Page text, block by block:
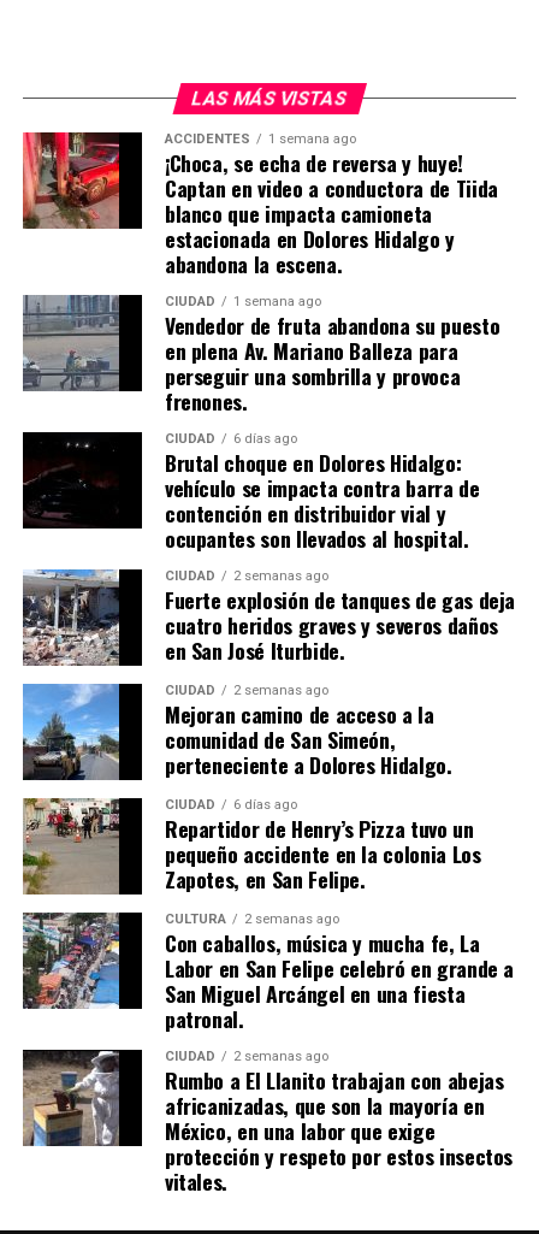
LAS MÁS VISTAS
ACCIDENTES 1 semana ago
¡Choca, se echa de reversa y huye!
Captan en video a conductora de Tiida
blanco que impacta camioneta
estacionada en Dolores Hidalgo y
abandona la escena.
CIUDAD 1 semana ago
Vendedor de fruta abandona su puesto
en plena Av. Mariano Balleza para
perseguir una sombrilla y provoca
frenones.
CIUDAD 6 días ago
Brutal choque en Dolores Hidalgo:
vehículo se impacta contra barra de
contención en distribuidor vial y
ocupantes son llevados al hospital.
CIUDAD 2 semanas ago
​Fuerte explosión de tanques de gas deja
cuatro heridos graves y severos daños
en San José Iturbide.
CIUDAD 2 semanas ago
Mejoran camino de acceso a la
comunidad de San Simeón,
perteneciente a Dolores Hidalgo.
CIUDAD 6 días ago
Repartidor de Henry’s Pizza tuvo un
pequeño accidente en la colonia Los
Zapotes, en San Felipe.
CULTURA 2 semanas ago
Con caballos, música y mucha fe, La
Labor en San Felipe celebró en grande a
San Miguel Arcángel en una fiesta
patronal.
CIUDAD 2 semanas ago
Rumbo a El Llanito trabajan con abejas
africanizadas, que son la mayoría en
México, en una labor que exige
protección y respeto por estos insectos
vitales.